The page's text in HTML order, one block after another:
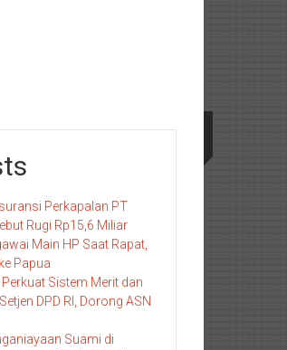
Perkapalan PT
Rugi Rp15,6 Miliar
Main HP Saat Rapat,
Papua
Sistem Merit dan
DPD RI, Dorong ASN
Suami di